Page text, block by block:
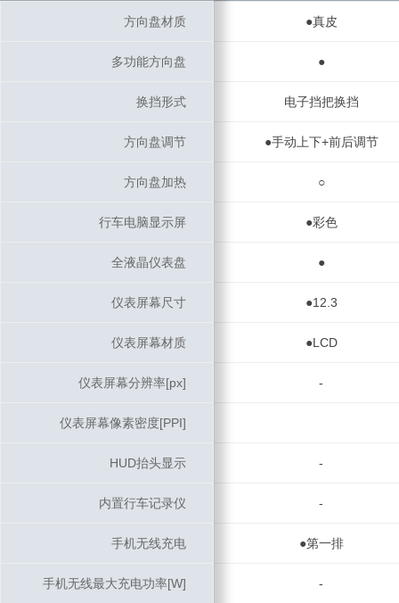
方向盘材质 ●真皮
多功能方向盘 ●
换挡形式 电子挡把换挡
方向盘调节 ●手动上下+前后调节
方向盘加热 ○
行车电脑显示屏 ●彩色
全液晶仪表盘 ●
仪表屏幕尺寸 ●12.3
仪表屏幕材质 ●LCD
仪表屏幕分辨率[px] -
仪表屏幕像素密度[PPI]
HUD抬头显示 -
内置行车记录仪 -
手机无线充电 ●第一排
手机无线最大充电功率[W] -
方向盘材质
多功能方向盘
换挡形式
方向盘调节
方向盘加热
行车电脑显示屏
全液晶仪表盘
仪表屏幕尺寸
仪表屏幕材质
仪表屏幕分辨率[px]
仪表屏幕像素密度[PPI]
HUD抬头显示
内置行车记录仪
手机无线充电
手机无线最大充电功率[W]